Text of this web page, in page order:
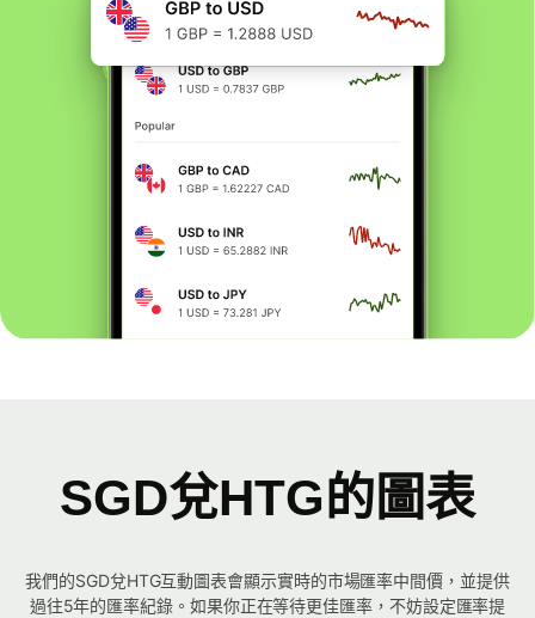
SGD兌HTG的圖表
我們的SGD兌HTG互動圖表會顯示實時的市場匯率中間價，並提供
過往5年的匯率紀錄。如果你正在等待更佳匯率，不妨設定匯率提